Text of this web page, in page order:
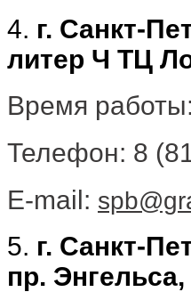
4. г. Санкт-
литер Ч ТЦ
Время
Телефон: 8
E-mail:
5. г. Санкт-
пр.